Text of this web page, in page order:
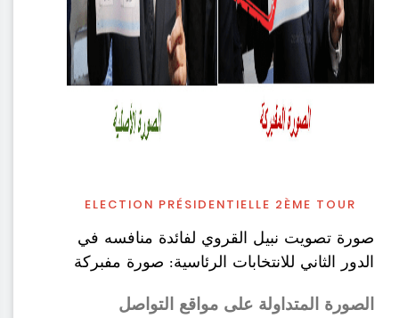
ELECTION PRÉSIDENTIELLE 2ÈME TOUR
صورة تصويت نبيل القروي لفائدة منافسه في
الدور الثاني للانتخابات الرئاسية: صورة مفبركة
الصورة المتداولة على مواقع التواصل